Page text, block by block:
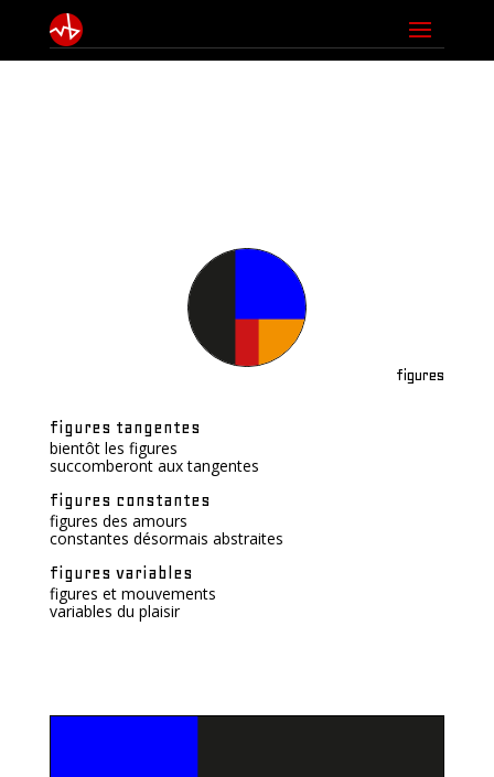
figures
figures tangentes
bientôt les figures
succomberont aux tangentes
figures constantes
figures des amours
constantes désormais abstraites
figures variables
figures et mouvements
variables du plaisir